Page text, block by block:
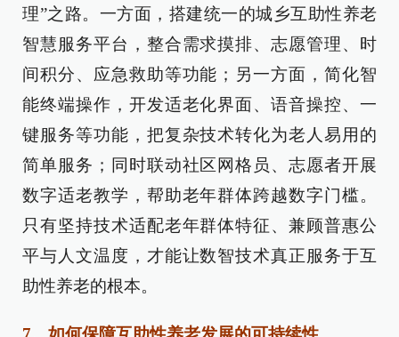
理”之路。一方面，搭建统一的城乡互助性养老
智慧服务平台，整合需求摸排、志愿管理、时
间积分、应急救助等功能；另一方面，简化智
能终端操作，开发适老化界面、语音操控、一
键服务等功能，把复杂技术转化为老人易用的
简单服务；同时联动社区网格员、志愿者开展
数字适老教学，帮助老年群体跨越数字门槛。
只有坚持技术适配老年群体特征、兼顾普惠公
平与人文温度，才能让数智技术真正服务于互
助性养老的根本。